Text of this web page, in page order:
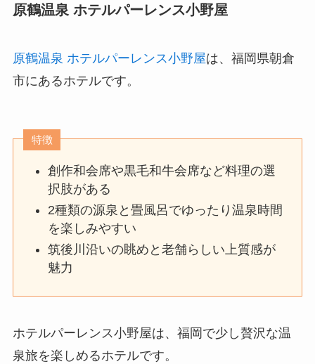
原鶴温泉 ホテルパーレンス小野屋
原鶴温泉 ホテルパーレンス小野屋は、福岡県朝倉
市にあるホテルです。
特徴
創作和会席や黒毛和牛会席など料理の選
択肢がある
2種類の源泉と畳風呂でゆったり温泉時間
を楽しみやすい
筑後川沿いの眺めと老舗らしい上質感が
魅力
ホテルパーレンス小野屋は、福岡で少し贅沢な温
泉旅を楽しめるホテルです。